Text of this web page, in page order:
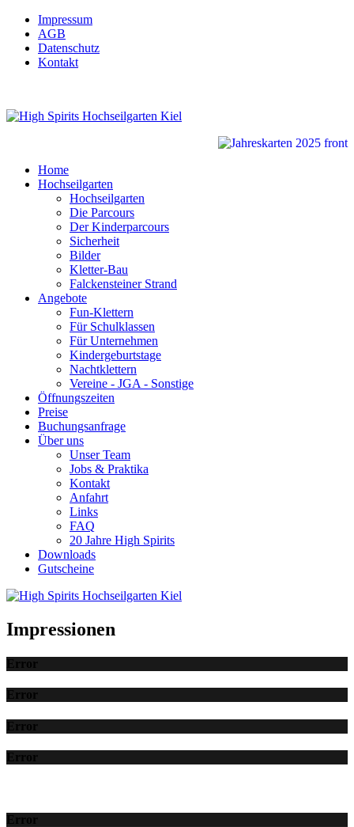
Impressum
AGB
Datenschutz
Kontakt
Home
Hochseilgarten
Hochseilgarten
Die Parcours
Der Kinderparcours
Sicherheit
Bilder
Kletter-Bau
Falckensteiner Strand
Angebote
Fun-Klettern
Für Schulklassen
Für Unternehmen
Kindergeburtstage
Nachtklettern
Vereine - JGA - Sonstige
Öffnungszeiten
Preise
Buchungsanfrage
Über uns
Unser Team
Jobs & Praktika
Kontakt
Anfahrt
Links
FAQ
20 Jahre High Spirits
Downloads
Gutscheine
Impressionen
Error
Error
Error
Error
Error